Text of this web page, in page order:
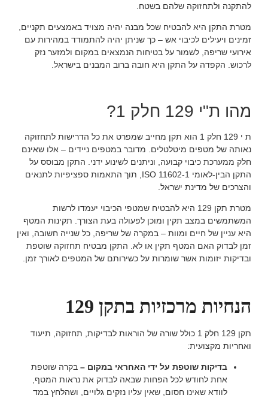
להתקנה ולתחזוקה שלהם בשטח.
מטרת התקן היא להבטיח שכל מבנה יהיה מצויד באמצעים תקניים,
זמינים ויעילים לכיבוי אש – כך שניתן יהיה להתמודד במהירות עם
אירועי שריפה, לשמור על בטיחות הנמצאים במקום ולמזער נזק
לרכוש. הקפדה על התקן היא חובה ברוב המבנים בישראל.
מהו ת"י 129 חלק 1?
ת י 129 חלק 1 הוא תקן מחייב שמפרט את כל הדרישות לתחזוקה
נאותה של מטפים מיטלטלים. מדובר במטפים ניידים – אלו שאינם
חלק ממערכת כיבוי קבועה, וניתנים לשינוע ידני. התקן מבוסס על
התקן הבין-לאומי ISO 11602-1, תוך התאמות ספציפיות לתנאים
והצרכים של מדינת ישראל.
מטרת תקן 129 היא להבטיח שמטפי הכיבוי יעמדו לרשות
המשתמשים במצב תקין ומוכן לפעולה בעת הצורך. תקינות המטף
היא עניין של חיים ומוות – במקרה של שריפה, כל שנייה חשובה, ואין
זמן לבדוק האם המטף תקין או לא. התקן מבטיח תחזוקה שוטפת
ובדיקות יזומות אשר שומרות על כשירותם של המטפים לאורך זמן.
הנחיות מרכזיות בתקן 129
תקן 129 חלק 1 כולל שורה של הוראות לבדיקות, תחזוקה, תיעוד
ואחריות מקצועית:
בדיקות שוטפת על ידי האחראי במקום – בקרה שוטפת
אחת לחודש לכל הפחות שבאה לבדוק את נראות המטף,
לוודא שאינו חסום, שאין עליו נזקים גלויים, ושהלחץ במד